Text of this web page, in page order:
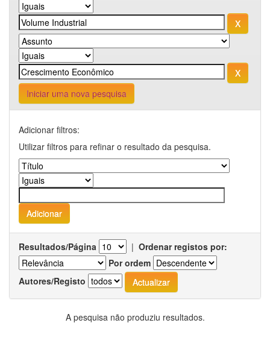
Iniciar uma nova pesquisa
Adicionar filtros:
Utilizar filtros para refinar o resultado da pesquisa.
Resultados/Página | Ordenar registos por:
Por ordem
Autores/Registo
A pesquisa não produziu resultados.